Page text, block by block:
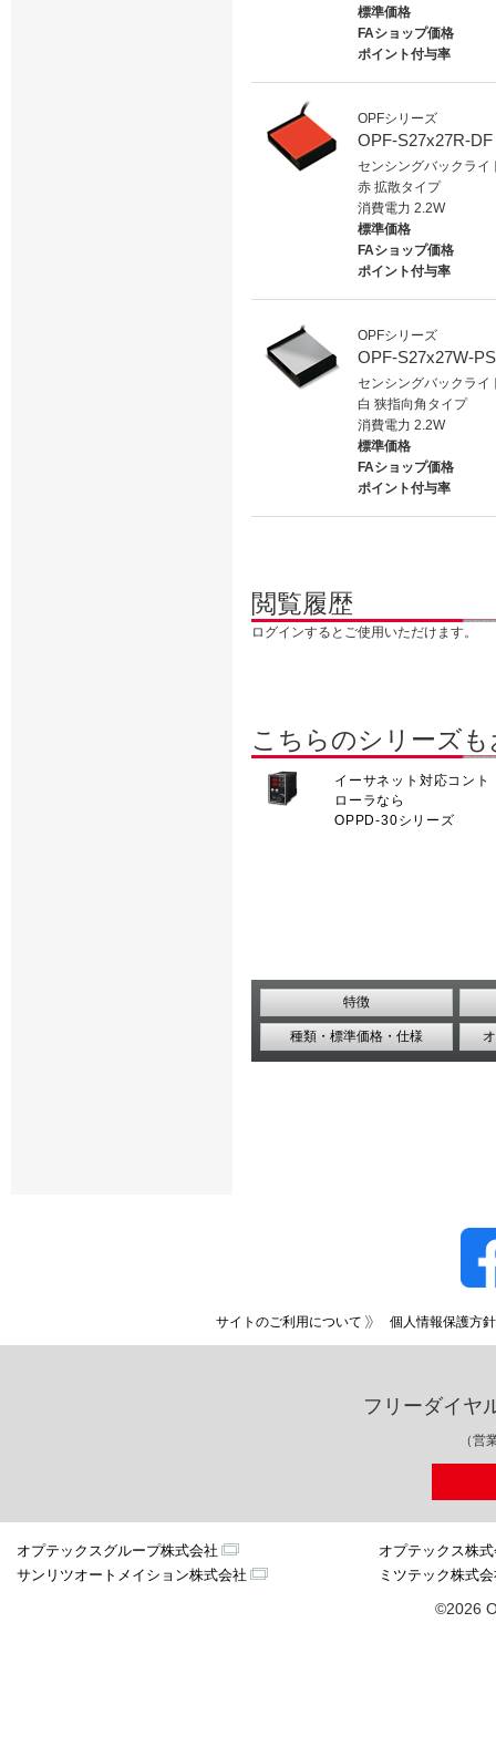
標準価格
FAショップ価格
ポイント付与率
OPFシリーズ
OPF-S27x27R-DF
センシングバックライ
赤 拡散タイプ
消費電力 2.2W
標準価格
FAショップ価格
ポイント付与率
OPFシリーズ
OPF-S27x27W-PS
センシングバックライ
白 狭指向角タイプ
消費電力 2.2W
標準価格
FAショップ価格
ポイント付与率
閲覧履歴
ログインするとご使用いただけます。
こちらのシリーズ
イーサネット対応コント
ローラなら
OPPD-30シリーズ
特徴
種類・標準価格・仕様
サイトのご利用について 個人情報保護方針
フリーダイヤ
（営
オプテックスグループ株式会社
オプテックス株
サンリツオートメイション株式会社
ミツテック株式
©2026